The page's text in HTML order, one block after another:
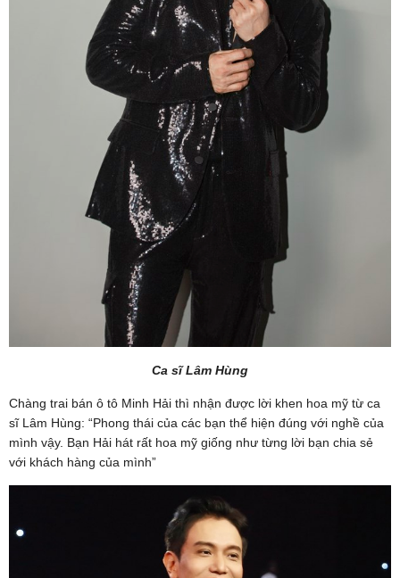
Ca sĩ Lâm Hùng
Chàng trai bán ô tô Minh Hải thì nhận được lời khen hoa mỹ từ ca
sĩ Lâm Hùng: “Phong thái của các bạn thể hiện đúng với nghề của
mình vậy. Bạn Hải hát rất hoa mỹ giống như từng lời bạn chia sẻ
với khách hàng của mình”